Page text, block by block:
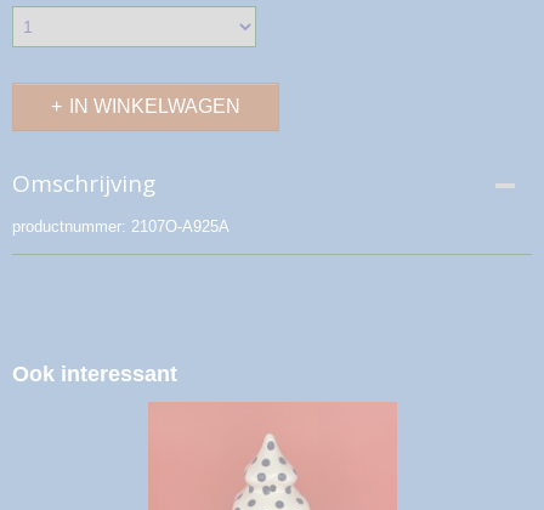
IN WINKELWAGEN
Omschrijving
productnummer: 2107O-A925A
Ook interessant